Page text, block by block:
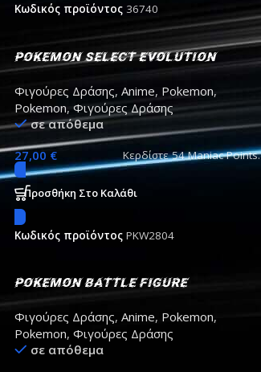
Κωδικός προϊόντος 36740
Pokemon select Evolution
multi-Pack Growlithe, Arcanine
Φιγούρες Δράσης, Anime, Pokemon,
Pokemon, Φιγούρες Δράσης
σε απόθεμα
27,00 € Κερδίστε54Maniac Points.
Προσθήκη Στο Καλάθι
Κωδικός προϊόντος PKW2804
Pokemon Battle Figure
Zangoose 5cm
Φιγούρες Δράσης, Anime, Pokemon,
Pokemon, Φιγούρες Δράσης
σε απόθεμα